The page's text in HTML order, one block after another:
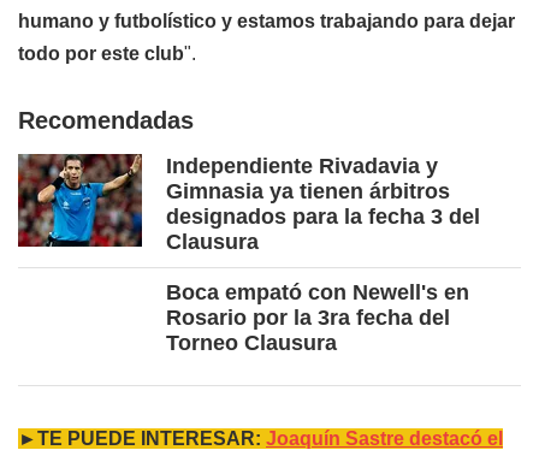
humano y futbolístico y estamos trabajando para dejar
todo por este club".
Recomendadas
Independiente Rivadavia y
Gimnasia ya tienen árbitros
designados para la fecha 3 del
Clausura
Boca empató con Newell's en
Rosario por la 3ra fecha del
Torneo Clausura
►TE PUEDE INTERESAR: Joaquín Sastre destacó el